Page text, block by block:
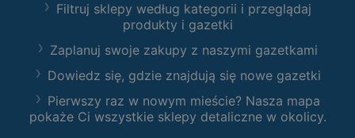
Filtruj sklepy według kategorii i przeglądaj
produkty i gazetki
Zaplanuj swoje zakupy z naszymi gazetkami
Dowiedz się, gdzie znajdują się nowe gazetki
Pierwszy raz w nowym mieście? Nasza mapa
pokaże Ci wszystkie sklepy detaliczne w okolicy.